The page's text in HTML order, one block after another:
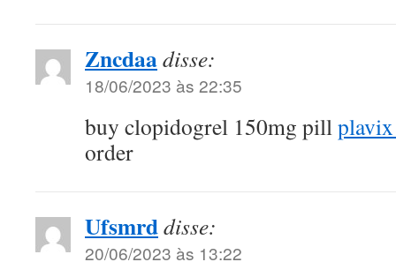
Zncdaadisse:
18/06/2023 às 22:35
buy clopidogrel 150mg pill
order
Ufsmrddisse:
20/06/2023 às 13:22